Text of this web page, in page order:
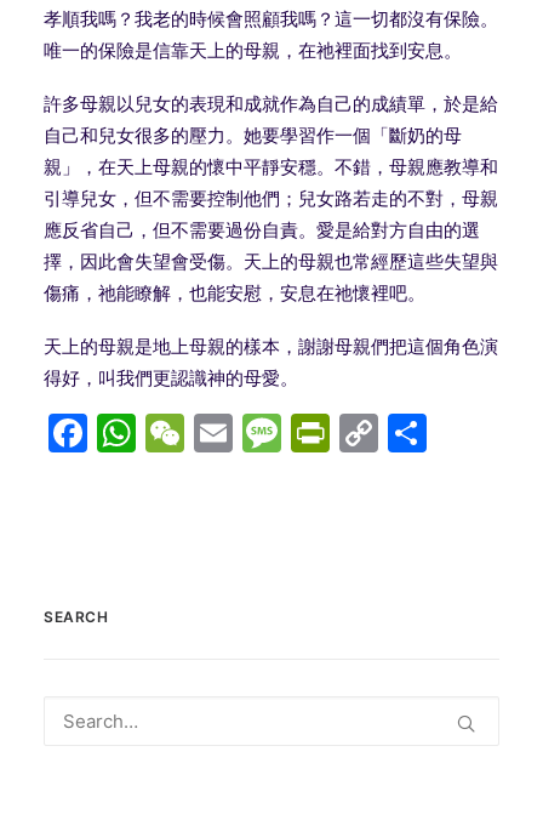
孝順我嗎？我老的時候會照顧我嗎？這一切都沒有保險。
唯一的保險是信靠天上的母親，在祂裡面找到安息。
許多母親以兒女的表現和成就作為自己的成績單，於是給
自己和兒女很多的壓力。她要學習作一個「斷奶的母
親」，在天上母親的懷中平靜安穩。不錯，母親應教導和
引導兒女，但不需要控制他們；兒女路若走的不對，母親
應反省自己，但不需要過份自責。愛是給對方自由的選
擇，因此會失望會受傷。天上的母親也常經歷這些失望與
傷痛，祂能瞭解，也能安慰，安息在祂懷裡吧。
天上的母親是地上母親的樣本，謝謝母親們把這個角色演
得好，叫我們更認識神的母愛。
Facebook
WhatsApp
WeChat
EmailMessage
Copy
SEARCH